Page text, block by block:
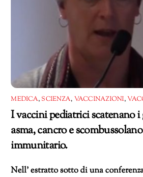
MEDICA,SCIENZA, VACCINAZIONI,
I vaccini pediatrici scatenano i
asma, cancro e
immunitario.
Nell’ estratto sotto di una